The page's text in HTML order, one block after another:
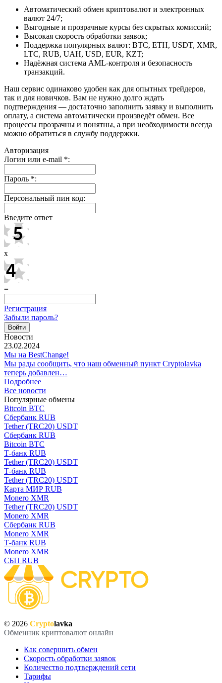
Автоматический обмен криптовалют и электронных
валют 24/7;
Выгодные и прозрачные курсы без скрытых комиссий;
Высокая скорость обработки заявок;
Поддержка популярных валют: BTC, ETH, USDT, XMR,
LTC, RUB, UAH, USD, EUR, KZT;
Надёжная система AML-контроля и безопасность
транзакций.
Наш сервис одинаково удобен как для опытных трейдеров,
так и для новичков. Вам не нужно долго ждать
подтверждения — достаточно заполнить заявку и выполнить
оплату, а система автоматически произведёт обмен. Все
процессы прозрачны и понятны, а при необходимости всегда
можно обратиться в службу поддержки.
Авторизация
Логин или e-mail *:
Пароль *:
Персональный пин код:
Введите ответ
x
=
Регистрация
Забыли пароль?
Новости
23.02.2024
Мы на BestChange!
Мы рады сообщить, что наш обменный пункт Cryptolavka
теперь добавлен…
Подробнее
Все новости
Популярные обмены
Bitcoin BTC
Сбербанк RUB
Tether (TRC20) USDT
Сбербанк RUB
Bitcoin BTC
Т-банк RUB
Tether (TRC20) USDT
Т-банк RUB
Tether (TRC20) USDT
Карта МИР RUB
Monero XMR
Tether (TRC20) USDT
Monero XMR
Сбербанк RUB
Monero XMR
Т-банк RUB
Monero XMR
СБП RUB
© 2026 Cryptolavka
Обменник криптовалют онлайн
Как совершить обмен
Скорость обработки заявок
Количество подтверждений сети
Тарифы